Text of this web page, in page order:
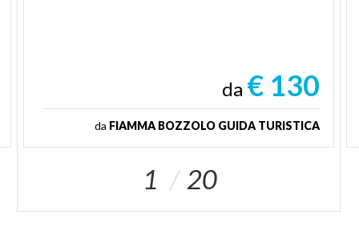
da € 130
da FIAMMA BOZZOLO GUIDA TURISTICA
1 20